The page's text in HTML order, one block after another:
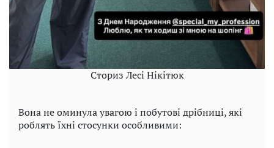
Сториз Лесі Нікітюк
Вона не оминула увагою і побутові дрібниці, які
роблять їхні стосунки особливими: